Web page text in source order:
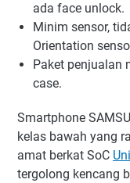
ada face unlock.
Minim sensor,
Orientation
Paket penjualan
case.
Smartphone
kelas bawah yang
amat berkat SoC
tergolong kencang